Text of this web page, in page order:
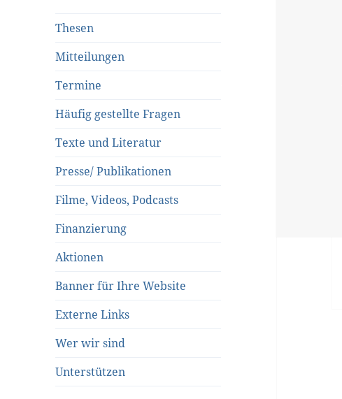
Thesen
Mitteilungen
Termine
Häufig gestellte Fragen
Texte und Literatur
Presse/ Publikationen
Filme, Videos, Podcasts
Finanzierung
Aktionen
Banner für Ihre Website
Externe Links
Wer wir sind
Unterstützen